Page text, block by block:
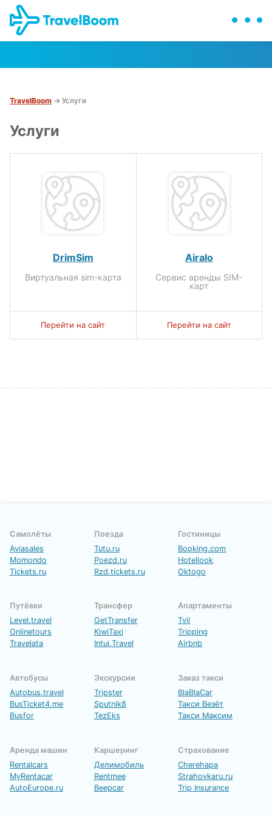
TravelBoom → Услуги
Услуги
DrimSim
Виртуальная sim-карта
Перейти на сайт
Airalo
Сервис аренды SIM-
карт
Перейти на сайт
Самолёты
Aviasales
Momondo
Tickets.ru
Поезда
Tutu.ru
Poezd.ru
Rzd.tickets.ru
Гостиницы
Booking.com
Hotellook
Oktogo
Путёвки
Level.travel
Onlinetours
Travelata
Трансфер
GetTransfer
KiwiTaxi
Intui.Travel
Апартаменты
Tvil
Tripping
Airbnb
Автобусы
Autobus.travel
BusTicket4.me
Busfor
Экскурсии
Tripster
Sputnik8
TezEks
Заказ такси
BlaBlaCar
Такси Везёт
Такси Максим
Аренда машин
Rentalcars
MyRentacar
AutoEurope.ru
Каршеринг
Делимобиль
Rentmee
Beepcar
Страхование
Cherehapa
Strahovkaru.ru
Trip Insurance